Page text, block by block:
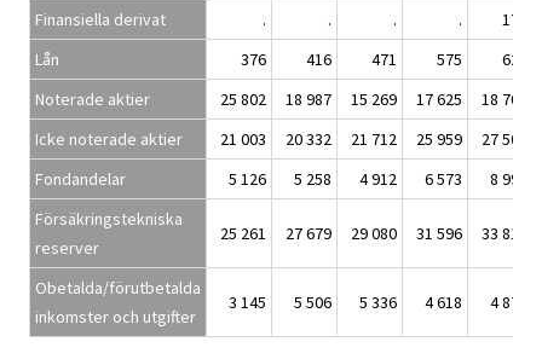
Finansiella derivat
. . . .
176
Lån
376 416 471 575
626
Noterade aktier
25 802 18 987 15 269 17 625
18 700
Icke noterade aktier
21 003 20 332 21 712 25 959
27 502
Fondandelar
5 126 5 258 4 912 6 573
8 992
Försäkringstekniska
reserver
25 261 27 679 29 080 31 596 33 812
Obetalda/förutbetalda
inkomster och utgifter
3 145 5 506 5 336 4 618 4 875